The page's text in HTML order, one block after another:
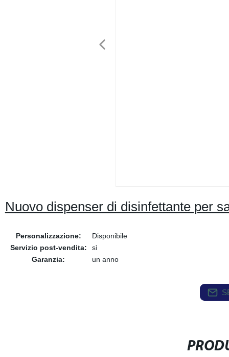
Nuovo dispenser di disinfettante per
Personalizzazione:
Disponibile
Servizio post-vendita:
sì
Garanzia:
un anno